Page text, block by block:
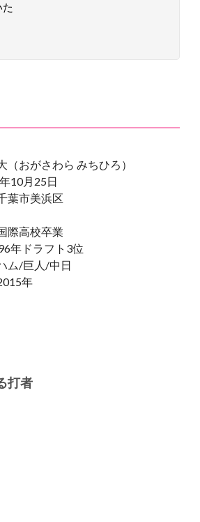
（おがさわら みちひろ）
10月25日
葉市美浜区
際高校卒業
年ドラフト3位
ム/巨人/中日
年
打者